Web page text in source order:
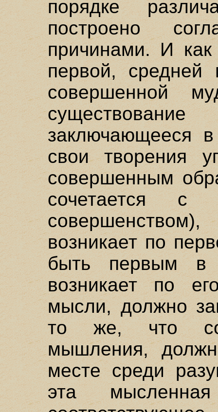
порядке
построено
причинами. И
первой, средней
совершенной
заключающееся
свои творения
совершенным
сочетается с
возникает по
быть первым в
возникает по
мысли, должно
то же, что
мышления,
месте среди
эта